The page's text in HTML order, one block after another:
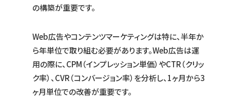
の構築が重要です。
Web広告やコンテンツマーケティングは特に、半年か
ら年単位で取り組む必要があります。Web広告は運
用の際に、CPM（インプレッション単価）やCTR（クリッ
ク率）、CVR（コンバージョン率）を分析し、1ヶ月から3
ヶ月単位での改善が重要です。